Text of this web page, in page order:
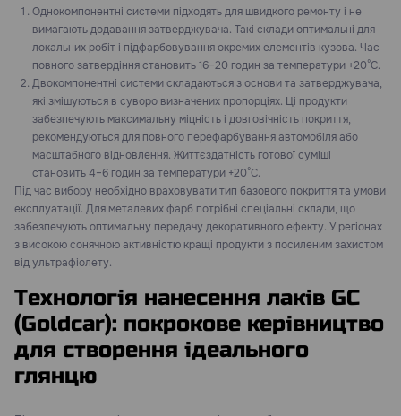
Однокомпонентні системи підходять для швидкого ремонту і не
вимагають додавання затверджувача. Такі склади оптимальні для
локальних робіт і підфарбовування окремих елементів кузова. Час
повного затвердіння становить 16–20 годин за температури +20°C.
Двокомпонентні системи складаються з основи та затверджувача,
які змішуються в суворо визначених пропорціях. Ці продукти
забезпечують максимальну міцність і довговічність покриття,
рекомендуються для повного перефарбування автомобіля або
масштабного відновлення. Життєздатність готової суміші
становить 4–6 годин за температури +20°C.
Під час вибору необхідно враховувати тип базового покриття та умови
експлуатації. Для металевих фарб потрібні спеціальні склади, що
забезпечують оптимальну передачу декоративного ефекту. У регіонах
з високою сонячною активністю кращі продукти з посиленим захистом
від ультрафіолету.
Технологія нанесення лаків GC
(Goldcar): покрокове керівництво
для створення ідеального
глянцю